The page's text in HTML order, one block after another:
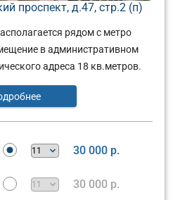
проспект, д.47, стр.2 (п)
рядом с метро
в административном
адреса 18 кв.метров.
30 000 р.
30 000 р.